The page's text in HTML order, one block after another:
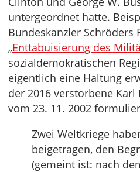
untergeordnet hatte.
Bundeskanzler Schröders
„Enttabuisierung des
sozialdemokratischen
eigentlich eine Haltung
der 2016 verstorbene Karl
vom 23. 11. 2002
Zwei Weltkriege
beigetragen, den
(gemeint ist: nach